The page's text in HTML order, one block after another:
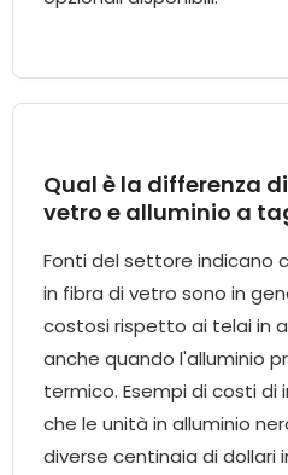
Qual è la differenza
vetro e alluminio a
Fonti del settore indicano
in fibra di vetro sono in
costosi rispetto ai telai in
anche quando l'alluminio
termico. Esempi di costi
che le unità in alluminio
diverse centinaia di dollari